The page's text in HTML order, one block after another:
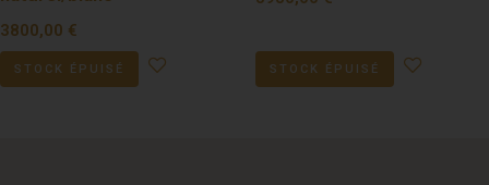
3800,00 €
STOCK ÉPUISÉ STOCK ÉPUISÉ